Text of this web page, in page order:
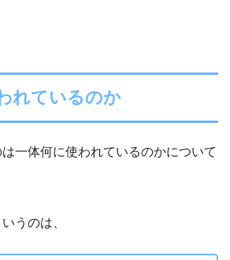
れているのか
一体何に使われているのかについて
うのは、